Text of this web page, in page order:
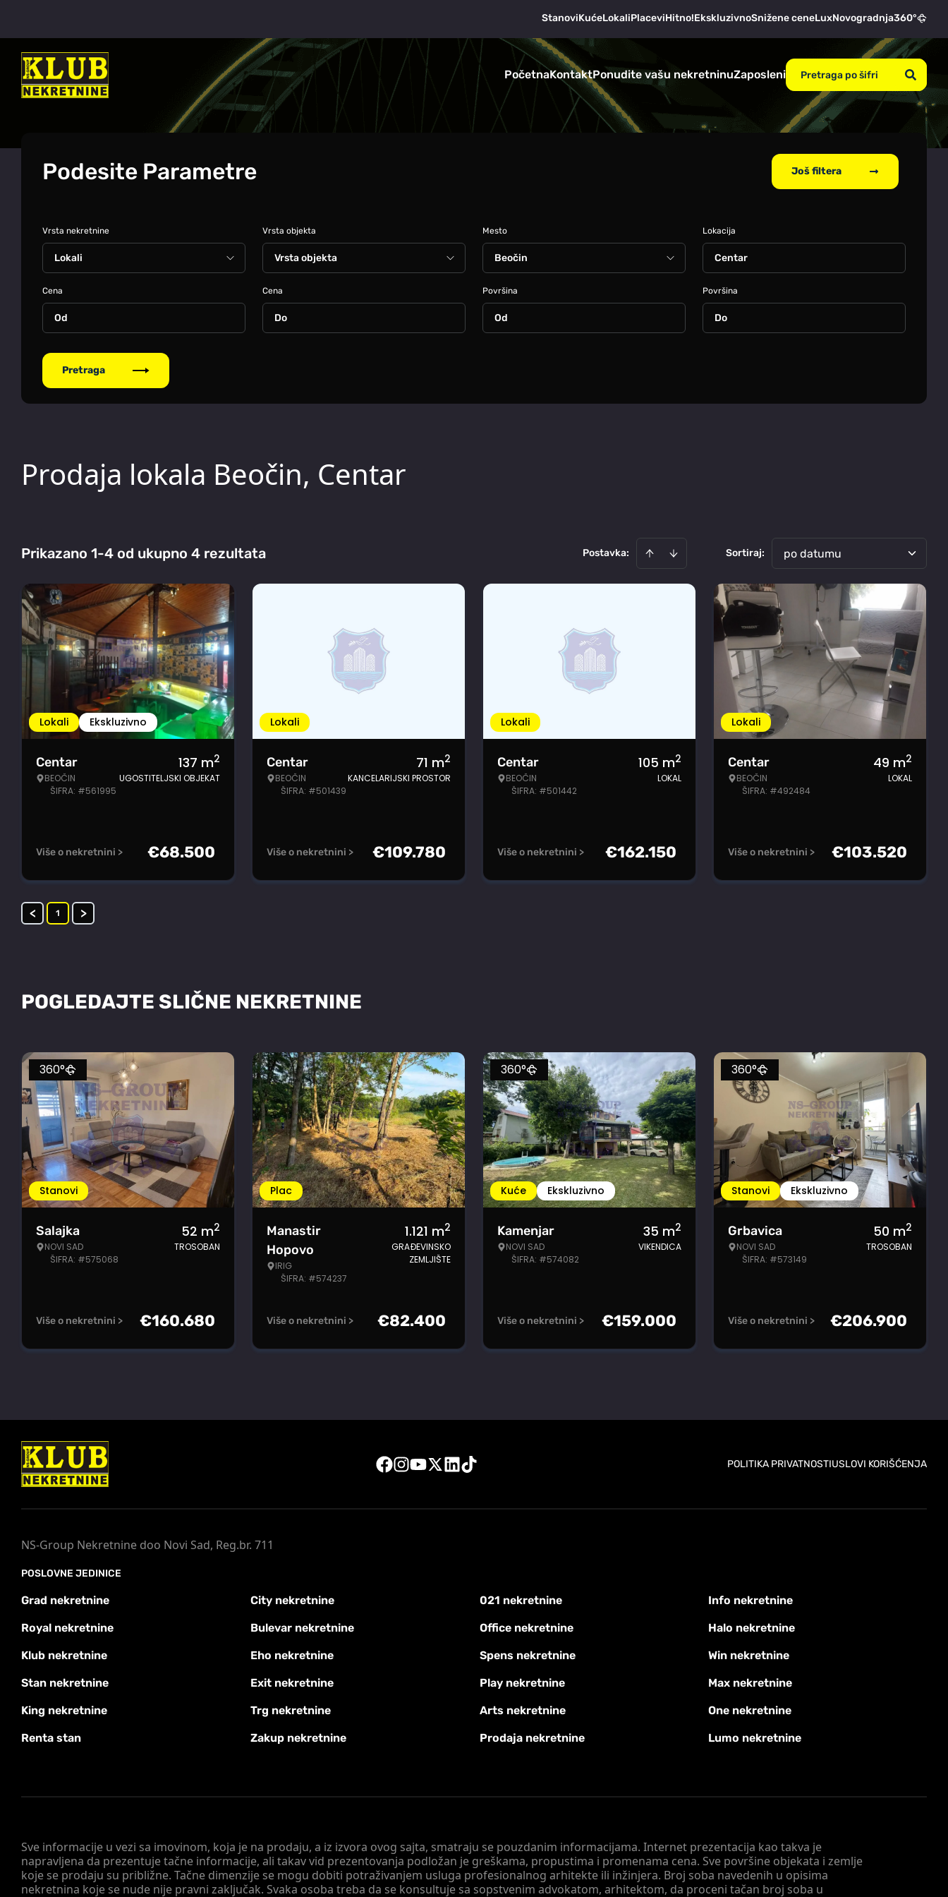
StanoviKućeLokaliPlaceviHitno!EkskluzivnoSnižene ceneLuxNovogradnja360°
PočetnaKontaktPonudite vašu nekretninuZaposleni
Podesite Parametre Još filtera
Vrsta nekretnine Vrsta objekta Mesto Lokacija
Centar
Cena Cena Površina Površina
Pretraga
Prodaja lokala Beočin, Centar
Prikazano 1-4 od ukupno 4 rezultata Postavka: Sortiraj: po datumu
Lokali Ekskluzivno
Centar
BEOČIN
ŠIFRA: #561995
137 m2
UGOSTITELJSKI OBJEKAT
Više o nekretnini > €68.500
Lokali
Centar
BEOČIN
ŠIFRA: #501439
71 m2
KANCELARIJSKI PROSTOR
Više o nekretnini > €109.780
Lokali
Centar
BEOČIN
ŠIFRA: #501442
105 m2
LOKAL
Više o nekretnini > €162.150
Lokali
Centar
BEOČIN
ŠIFRA: #492484
49 m2
LOKAL
Više o nekretnini > €103.520
< 1 >
POGLEDAJTE SLIČNE NEKRETNINE
Stanovi
360°
Salajka
NOVI SAD
ŠIFRA: #575068
52 m2
TROSOBAN
Više o nekretnini > €160.680
Plac
Manastir
Hopovo
IRIG
ŠIFRA: #574237
1.121 m2
GRAĐEVINSKO
ZEMLJIŠTE
Više o nekretnini > €82.400
Kuće Ekskluzivno
360°
Kamenjar
NOVI SAD
ŠIFRA: #574082
35 m2
VIKENDICA
Više o nekretnini > €159.000
Stanovi Ekskluzivno
360°
Grbavica
NOVI SAD
ŠIFRA: #573149
50 m2
TROSOBAN
Više o nekretnini > €206.900
POLITIKA PRIVATNOSTIUSLOVI KORIŠĆENJA
Sve informacije u vezi sa imovinom, koja je na prodaju, a iz izvora ovog sajta, smatraju se pouzdanim informacijama. Internet prezentacija kao takva je
napravljena da prezentuje tačne informacije, ali takav vid prezentovanja podložan je greškama, propustima i promenama cena. Sve površine objekata i zemlje
koje se prodaju su približne. Tačne dimenzije se mogu dobiti potraživanjem usluga profesionalnog arhitekte ili inžinjera. Broj soba navedenih u opisima
nekretnina koje se nude nije pravni zaključak. Svaka osoba treba da se konsultuje sa sopstvenim advokatom, arhitektom, da proceni tačan broj soba u
NS-Group Nekretnine doo Novi Sad, Reg.br. 711
POSLOVNE JEDINICE
Grad nekretnine City nekretnine 021 nekretnine Info nekretnine
Royal nekretnine Bulevar nekretnine Office nekretnine Halo nekretnine
Klub nekretnine Eho nekretnine Spens nekretnine Win nekretnine
Stan nekretnine Exit nekretnine Play nekretnine Max nekretnine
King nekretnine Trg nekretnine Arts nekretnine One nekretnine
Renta stan Zakup nekretnine Prodaja nekretnine Lumo nekretnine